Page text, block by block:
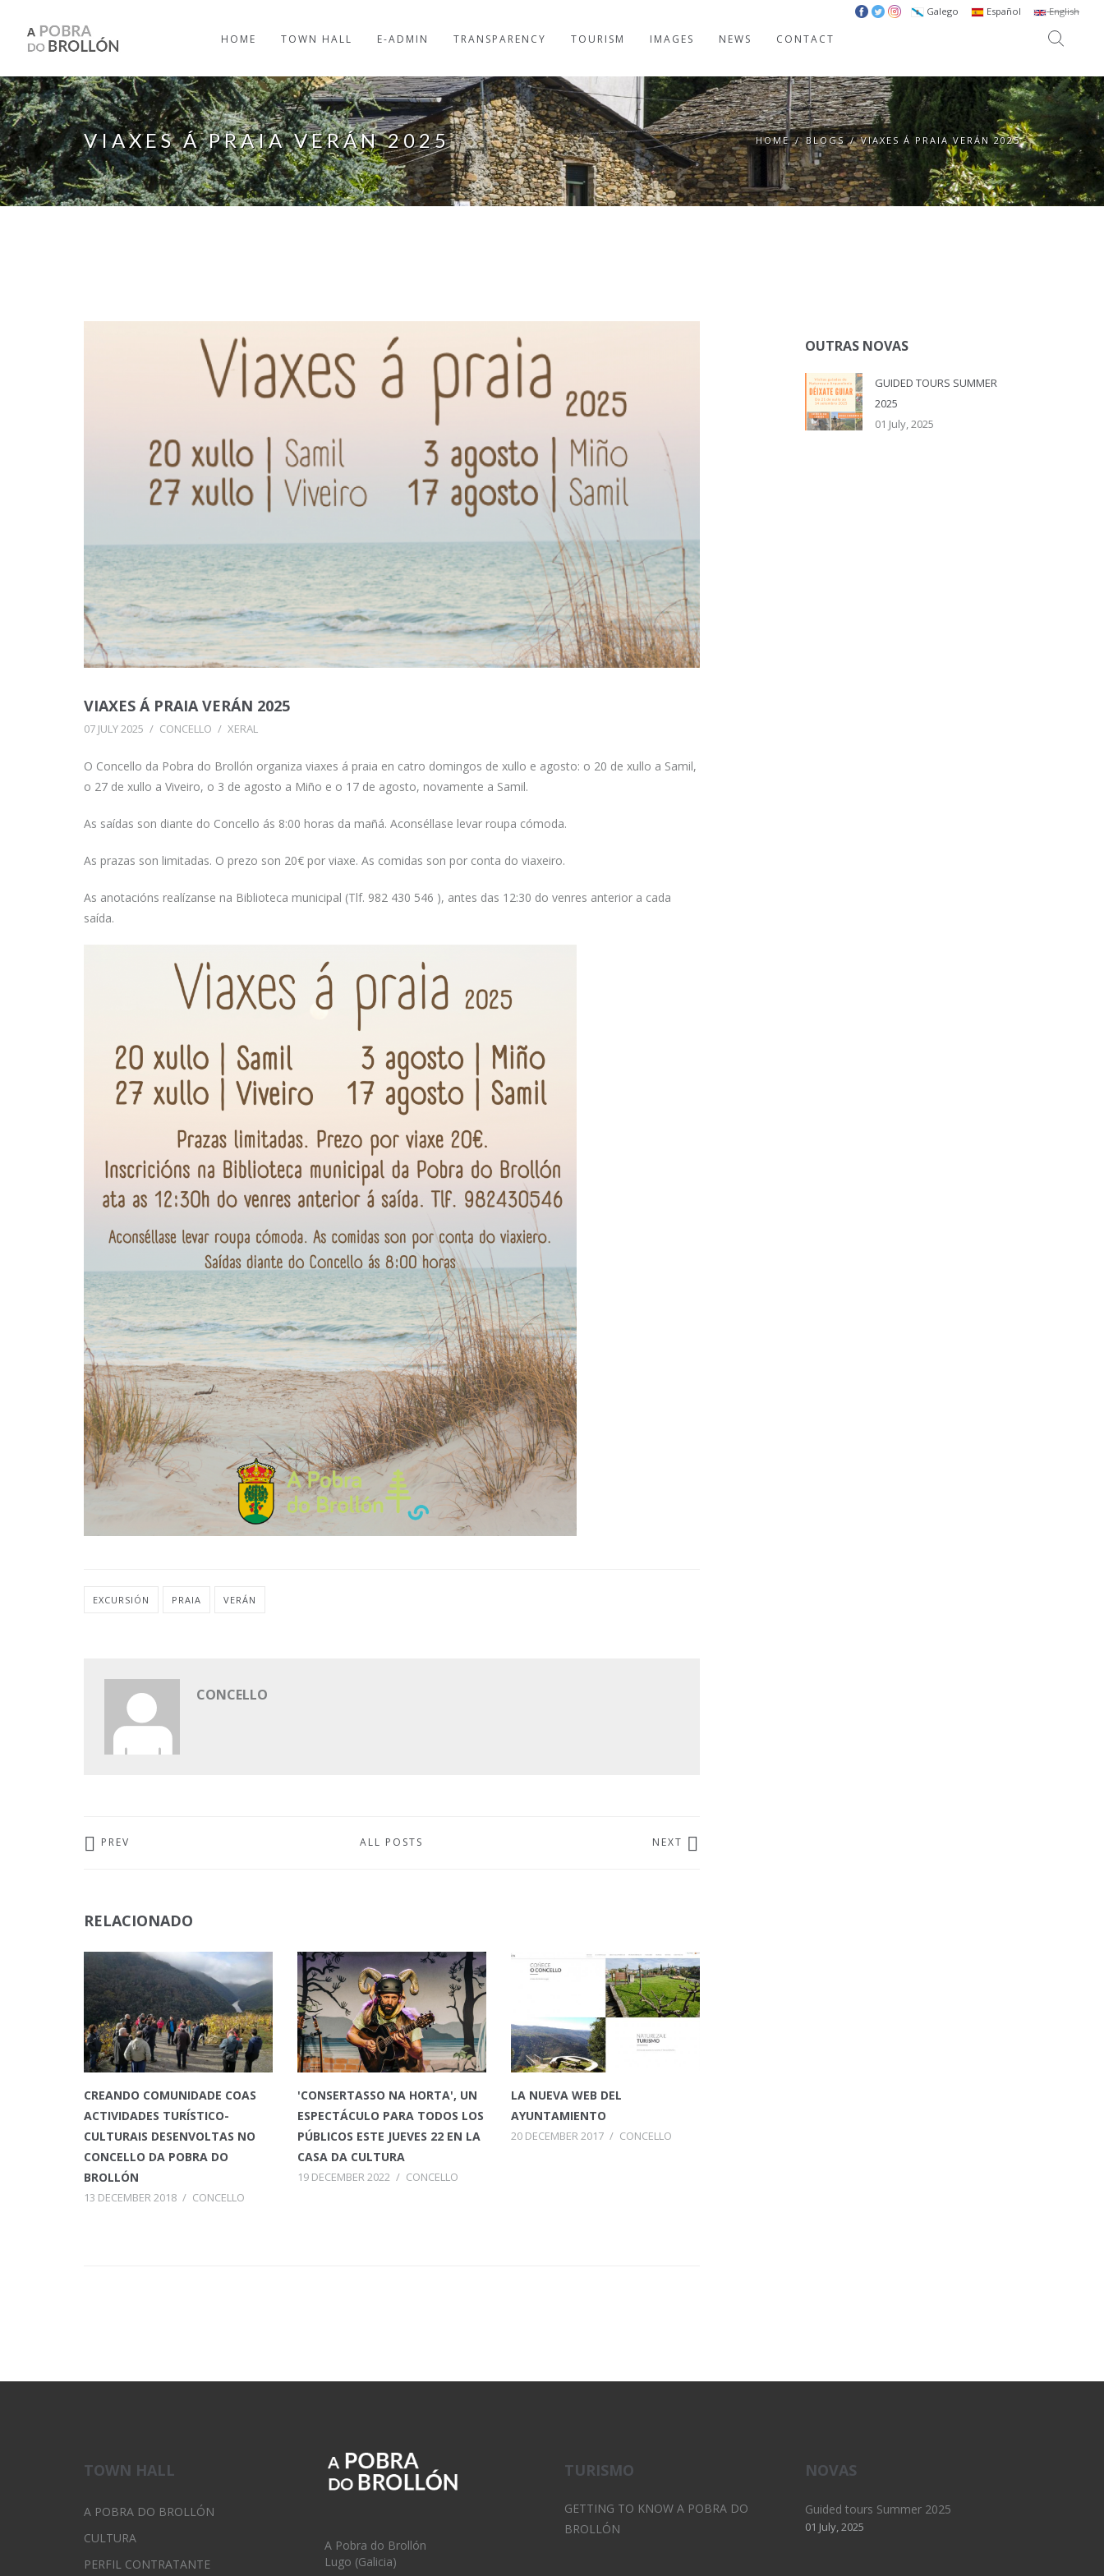
Galego Español English
HOME TOWN HALL E-ADMIN TRANSPARENCY TOURISM IMAGES NEWS CONTACT
VIAXES Á PRAIA VERÁN 2025 HOME / BLOGS / VIAXES Á PRAIA VERÁN 2025
VIAXES Á PRAIA VERÁN 2025
07 JULY 2025 / CONCELLO / XERAL
O Concello da Pobra do Brollón organiza viaxes á praia en catro domingos de xullo e agosto: o 20 de xullo a Samil,
o 27 de xullo a Viveiro, o 3 de agosto a Miño e o 17 de agosto, novamente a Samil.
As saídas son diante do Concello ás 8:00 horas da mañá. Aconséllase levar roupa cómoda.
As prazas son limitadas. O prezo son 20€ por viaxe. As comidas son por conta do viaxeiro.
As anotacións realízanse na Biblioteca municipal (Tlf. 982 430 546 ), antes das 12:30 do venres anterior a cada
saída.
EXCURSIÓN PRAIA VERÁN
CONCELLO
PREV ALL POSTS NEXT
RELACIONADO
CREANDO COMUNIDADE COAS
ACTIVIDADES TURÍSTICO-
CULTURAIS DESENVOLTAS NO
CONCELLO DA POBRA DO
BROLLÓN
13 DECEMBER 2018 / CONCELLO
'CONSERTASSO NA HORTA', UN
ESPECTÁCULO PARA TODOS LOS
PÚBLICOS ESTE JUEVES 22 EN LA
CASA DA CULTURA
19 DECEMBER 2022 / CONCELLO
LA NUEVA WEB DEL
AYUNTAMIENTO
20 DECEMBER 2017 / CONCELLO
OUTRAS NOVAS
GUIDED TOURS SUMMER
2025
01 July, 2025
TOWN HALL
A POBRA DO BROLLÓN
CULTURA
PERFIL CONTRATANTE
A Pobra do Brollón
Lugo (Galicia)
TURISMO
GETTING TO KNOW A POBRA DO
BROLLÓN
NOVAS
Guided tours Summer 2025
01 July, 2025